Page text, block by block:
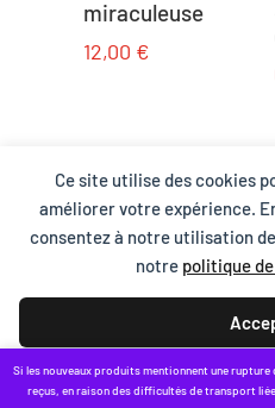
Si les nouveaux produits mentionnent une rupture
reçus, en raison des difficultés de transport
Ce site utilise des cookies
améliorer votre expérience.
consentez à notre utilisation
notre politique
miraculeuse
12,00 €
Conditions
Mentions
Protection des
Qui sommes-